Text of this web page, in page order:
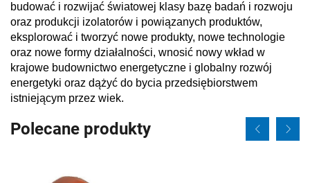
budować i rozwijać światowej klasy bazę badań i rozwoju
oraz produkcji izolatorów i powiązanych produktów,
eksplorować i tworzyć nowe produkty, nowe technologie
oraz nowe formy działalności, wnosić nowy wkład w
krajowe budownictwo energetyczne i globalny rozwój
energetyki oraz dążyć do bycia przedsiębiorstwem
istniejącym przez wiek.
Polecane produkty